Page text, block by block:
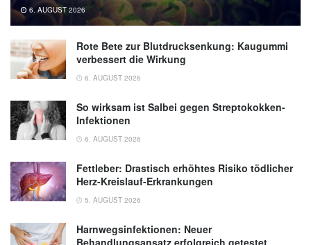
6. AUGUST 2026
Rote Bete zur Blutdrucksenkung: Kaugummi
verbessert die Wirkung
6. AUGUST 2026
So wirksam ist Salbei gegen Streptokokken-
Infektionen
6. AUGUST 2026
Fettleber: Drastisch erhöhtes Risiko tödlicher
Herz-Kreislauf-Erkrankungen
5. AUGUST 2026
Harnwegsinfektionen: Neuer